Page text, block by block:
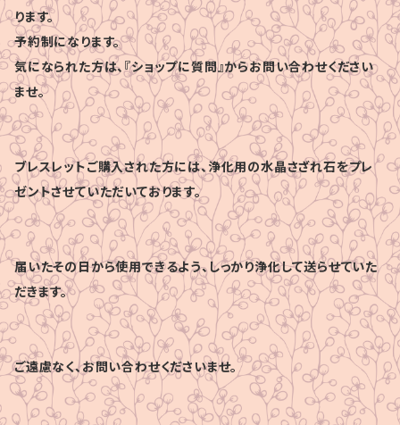
ります。
予約制になります。
気になられた方は、『ショップに質問』からお問い合わせください
ませ。
ブレスレットご購入された方には、浄化用の水晶さざれ石をプレ
ゼントさせていただいております。
届いたその日から使用できるよう、しっかり浄化して送らせていた
だきます。
ご遠慮なく、お問い合わせくださいませ。